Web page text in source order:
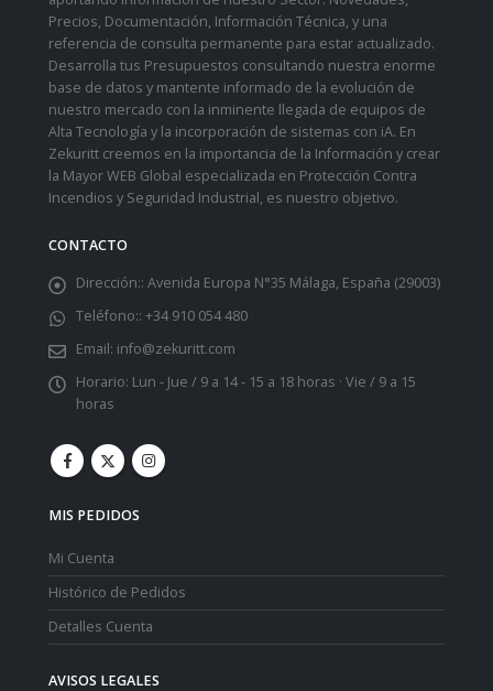
Precios, Documentación, Información Técnica, y una
referencia de consulta permanente para estar actualizado.
Desarrolla tus Presupuestos consultando nuestra enorme
base de datos y mantente informado de la evolución de
nuestro mercado con la inminente llegada de equipos de
Alta Tecnología y la incorporación de sistemas con iA. En
Zekuritt creemos en la importancia de la Información y crear
la Mayor WEB Global especializada en Protección Contra
Incendios y Seguridad Industrial, es nuestro objetivo.
CONTACTO
Dirección:: Avenida Europa N°35 Málaga, España (29003)
Teléfono:: +34 910 054 480
Email: info@zekuritt.com
Horario: Lun - Jue / 9 a 14 - 15 a 18 horas · Vie / 9 a 15
horas
MIS PEDIDOS
Mi Cuenta
Histórico de Pedidos
Detalles Cuenta
AVISOS LEGALES